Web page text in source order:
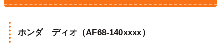
ホンダ ディオ（AF68-140xxxx）